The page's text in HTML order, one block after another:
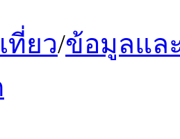
ที่ยว/ข้อมูลแล